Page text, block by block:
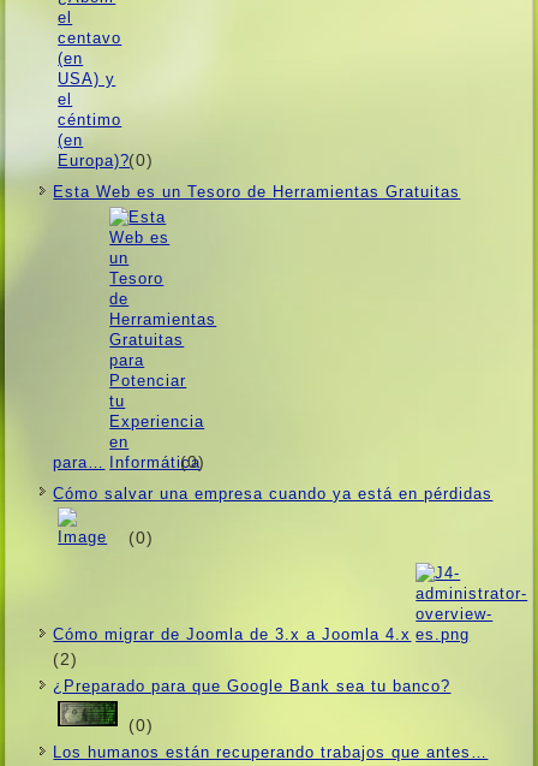
(0)
Esta Web es un Tesoro de Herramientas Gratuitas
para… (0)
Cómo salvar una empresa cuando ya está en pérdidas
(0)
Cómo migrar de Joomla de 3.x a Joomla 4.x
(2)
¿Preparado para que Google Bank sea tu banco?
(0)
Los humanos están recuperando trabajos que antes…